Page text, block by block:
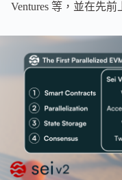
Ventures 等，並在先